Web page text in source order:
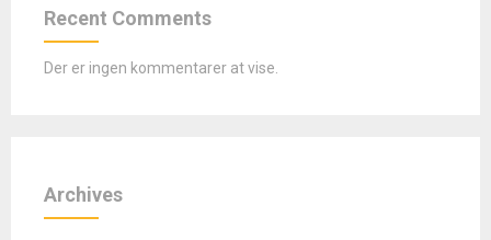
Recent Comments
Der er ingen kommentarer at vise.
Archives